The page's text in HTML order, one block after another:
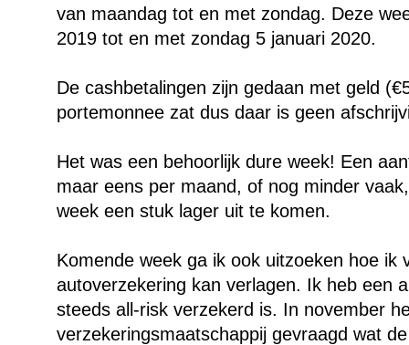
van maandag tot en met zondag. Deze
2019 tot en met zondag 5 januari 2020.
De cashbetalingen zijn gedaan met geld
portemonnee zat dus daar is geen
Het was een behoorlijk dure week! Een
maar eens per maand, of nog minder
week een stuk lager uit te komen.
Komende week ga ik ook uitzoeken hoe ik
autoverzekering kan verlagen. Ik heb een
steeds all-risk verzekerd is. In november
verzekeringsmaatschappij gevraagd wat